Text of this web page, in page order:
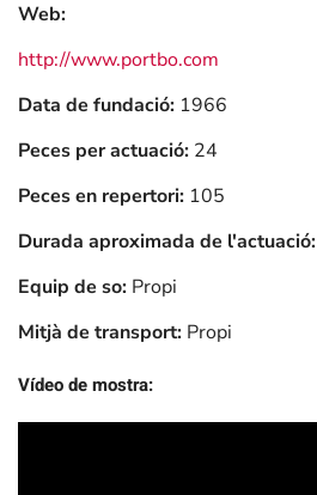
Web:
http://www.portbo.com
Data de fundació: 1966
Peces per actuació: 24
Peces en repertori: 105
Durada aproximada de l'actuació:
Equip de so: Propi
Mitjà de transport: Propi
Vídeo de mostra: